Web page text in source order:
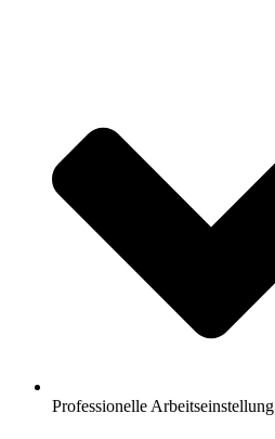
Professionelle Arbeitseinstellung